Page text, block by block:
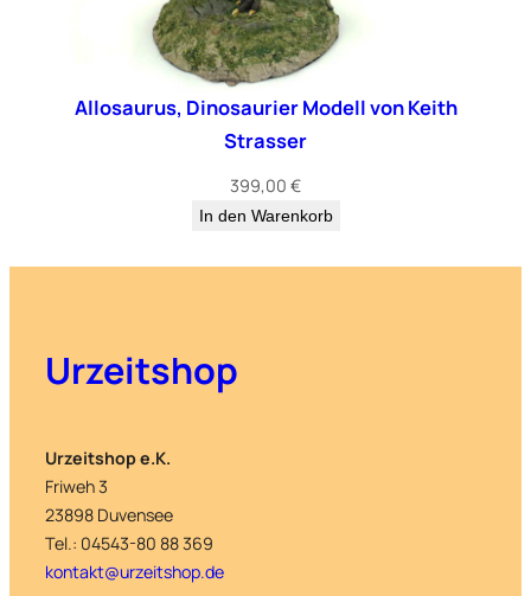
Allosaurus, Dinosaurier Modell von Keith
Strasser
399,00 €
In den Warenkorb
Urzeitshop
Urzeitshop e.K.
Friweh 3
23898 Duvensee
Tel.: 04543-80 88 369
kontakt@urzeitshop.de